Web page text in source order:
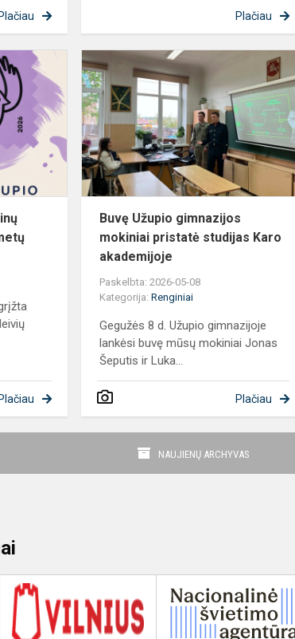
Plačiau Plačiau
Lietuvos
moksleivių
dainų
šventė
sugrįžta
metų
Plačiau
Buvę Užupio gimnazijos
mokiniai pristatė studijas Karo
akademijoje
Paskelbta: 2026-05-08
Kategorija:Renginiai
Gegužės 8 d. Užupio gimnazijoje
lankėsi buvę mūsų mokiniai Jonas
Šeputis ir Luka...
Plačiau
NAUJIENŲ ARCHYVAS